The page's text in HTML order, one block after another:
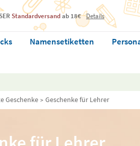
Standardversandab 18€ Details
Namensetiketten
Geschenke Geschenke für Lehrer